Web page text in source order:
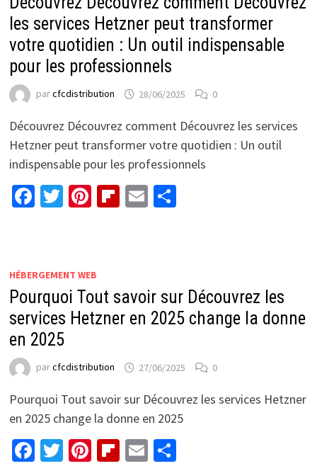
les services Hetzner peut transformer
votre quotidien : Un outil indispensable
pour les professionnels
parcfcdistribution 28/06/2025 0
Découvrez Découvrez comment Découvrez les services
Hetzner peut transformer votre quotidien : Un outil
indispensable pour les professionnels
Facebook
Twitter
Pinterest
Flipboard
EmailPartager
HÉBERGEMENT WEB
Pourquoi Tout savoir sur Découvrez les
services Hetzner en 2025 change la donne
en 2025
parcfcdistribution 27/06/2025 0
Pourquoi Tout savoir sur Découvrez les services Hetzner
en 2025 change la donne en 2025
Facebook
Twitter
Pinterest
Flipboard
EmailPartager